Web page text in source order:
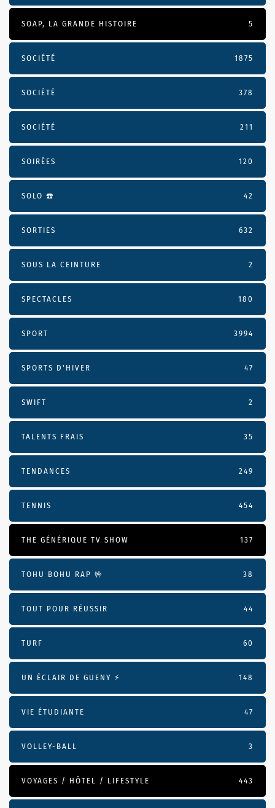
SOAP, LA GRANDE HISTOIRE 5
SOCIÉTÉ 1875
SOCIÉTÉ 378
SOCIÉTÉ 211
SOIRÉES 120
SOLO ☎️ 42
SORTIES 632
SOUS LA CEINTURE 2
SPECTACLES 180
SPORT 3994
SPORTS D'HIVER 47
SWIFT 2
TALENTS FRAIS 35
TENDANCES 249
TENNIS 454
THE GÉNÉRIQUE TV SHOW 137
TOHU BOHU RAP 🤟 38
TOUT POUR RÉUSSIR 44
TURF 60
UN ÉCLAIR DE GUENY ⚡️ 148
VIE ÉTUDIANTE 47
VOLLEY-BALL 3
VOYAGES / HÔTEL / LIFESTYLE 443